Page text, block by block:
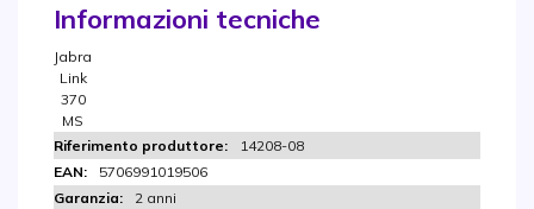
Informazioni tecniche
Jabra
Link
370
MS
14208-08
5706991019506
2 anni